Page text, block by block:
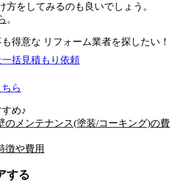
方をしてみるのも良いでしょう。
。
得意な リフォーム業者を探したい！
括見積もり依頼
ら
め♪
のメンテナンス(塗装/コーキング)の費
徴や費用
する